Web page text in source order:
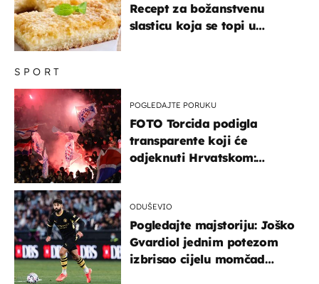
SPORT
POGLEDAJTE PORUKU
FOTO Torcida podigla
transparente koji će
odjeknuti Hrvatskom:
ODUŠEVIO
Pogledajte majstoriju: Joško
Gvardiol jednim potezom
izbrisao cijelu momčad
Recept za božanstvenu
slasticu koja se topi u